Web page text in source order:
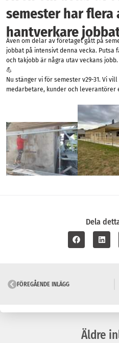
semester har flera
hantverkare
Även om delar av företaget gått på
jobbat på intensivt denna vecka. Putsa
och takjobb är några utav veckans
💪
Nu stänger vi för semester v29-31. Vi
medarbetare, kunder och leverantörer
Dela
FÖREGÅENDE INLÄGG
Äldre